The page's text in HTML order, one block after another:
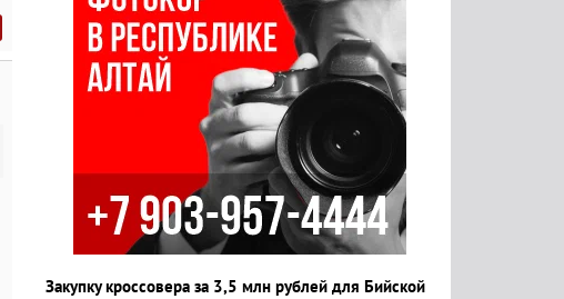
Закупку кроссовера за 3,5 млн рублей для Бийской